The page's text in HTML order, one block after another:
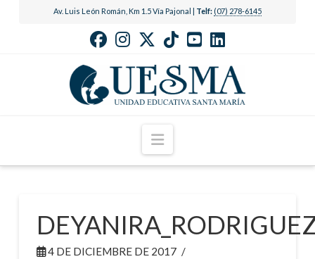
Av. Luis León Román, Km 1.5 Vía Pajonal | Telf: (07) 278-6145
Navigation
4 DE DICIEMBRE DE 2017